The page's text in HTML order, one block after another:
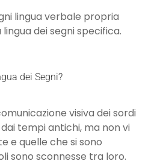
lingua verbale propria
dei segni specifica.
dei Segni?
visiva dei sordi
tempi antichi, ma non vi
e quelle che si sono
sono sconnesse tra loro.